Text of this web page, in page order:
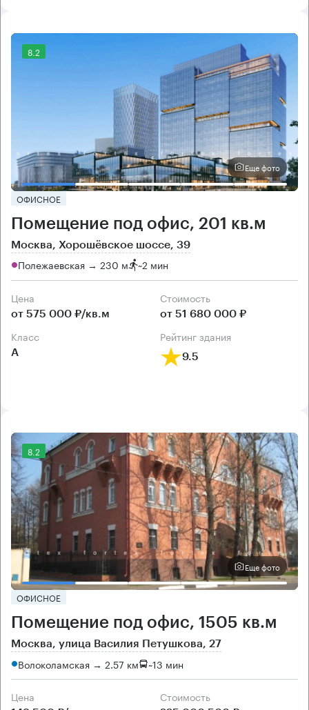
8.2
Еще фото
ОФИСНОЕ
Помещение под офис, 201 кв.м
Москва, Хорошёвское шоссе, 39
Полежаевская → 230 м ~2 мин
Цена
от 575 000 ₽/кв.м
Cтоимость
от 51 680 000 ₽
класс
А
рейтинг здания
9.5
8.2
Еще фото
ОФИСНОЕ
Помещение под офис, 1505 кв.м
Москва, улица Василия Петушкова, 27
Волоколамская → 2.57 км ~13 мин
Цена Cтоимость